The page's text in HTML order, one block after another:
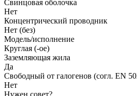
Свинцовая оболочка
Нет
Концентрический проводник
Нет (без)
Модель/исполнение
Круглая (-ое)
Заземляющая жила
Да
Свободный от галогенов (согл. EN
Нет
Нужен совет?